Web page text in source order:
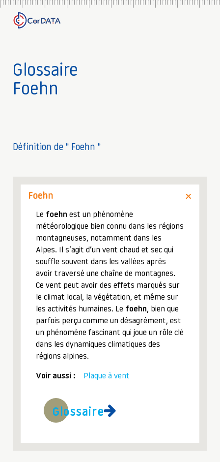
Glossaire
Foehn
Définition de " Foehn "
Foehn
Le foehn est un phénomène
météorologique bien connu dans les régions
montagneuses, notamment dans les
Alpes. Il s’agit d’un vent chaud et sec qui
souffle souvent dans les vallées après
avoir traversé une chaîne de montagnes.
Ce vent peut avoir des effets marqués sur
le climat local, la végétation, et même sur
les activités humaines. Le foehn, bien que
parfois perçu comme un désagrément, est
un phénomène fascinant qui joue un rôle clé
dans les dynamiques climatiques des
régions alpines.
Voir aussi : Plaque à vent
Glossaire